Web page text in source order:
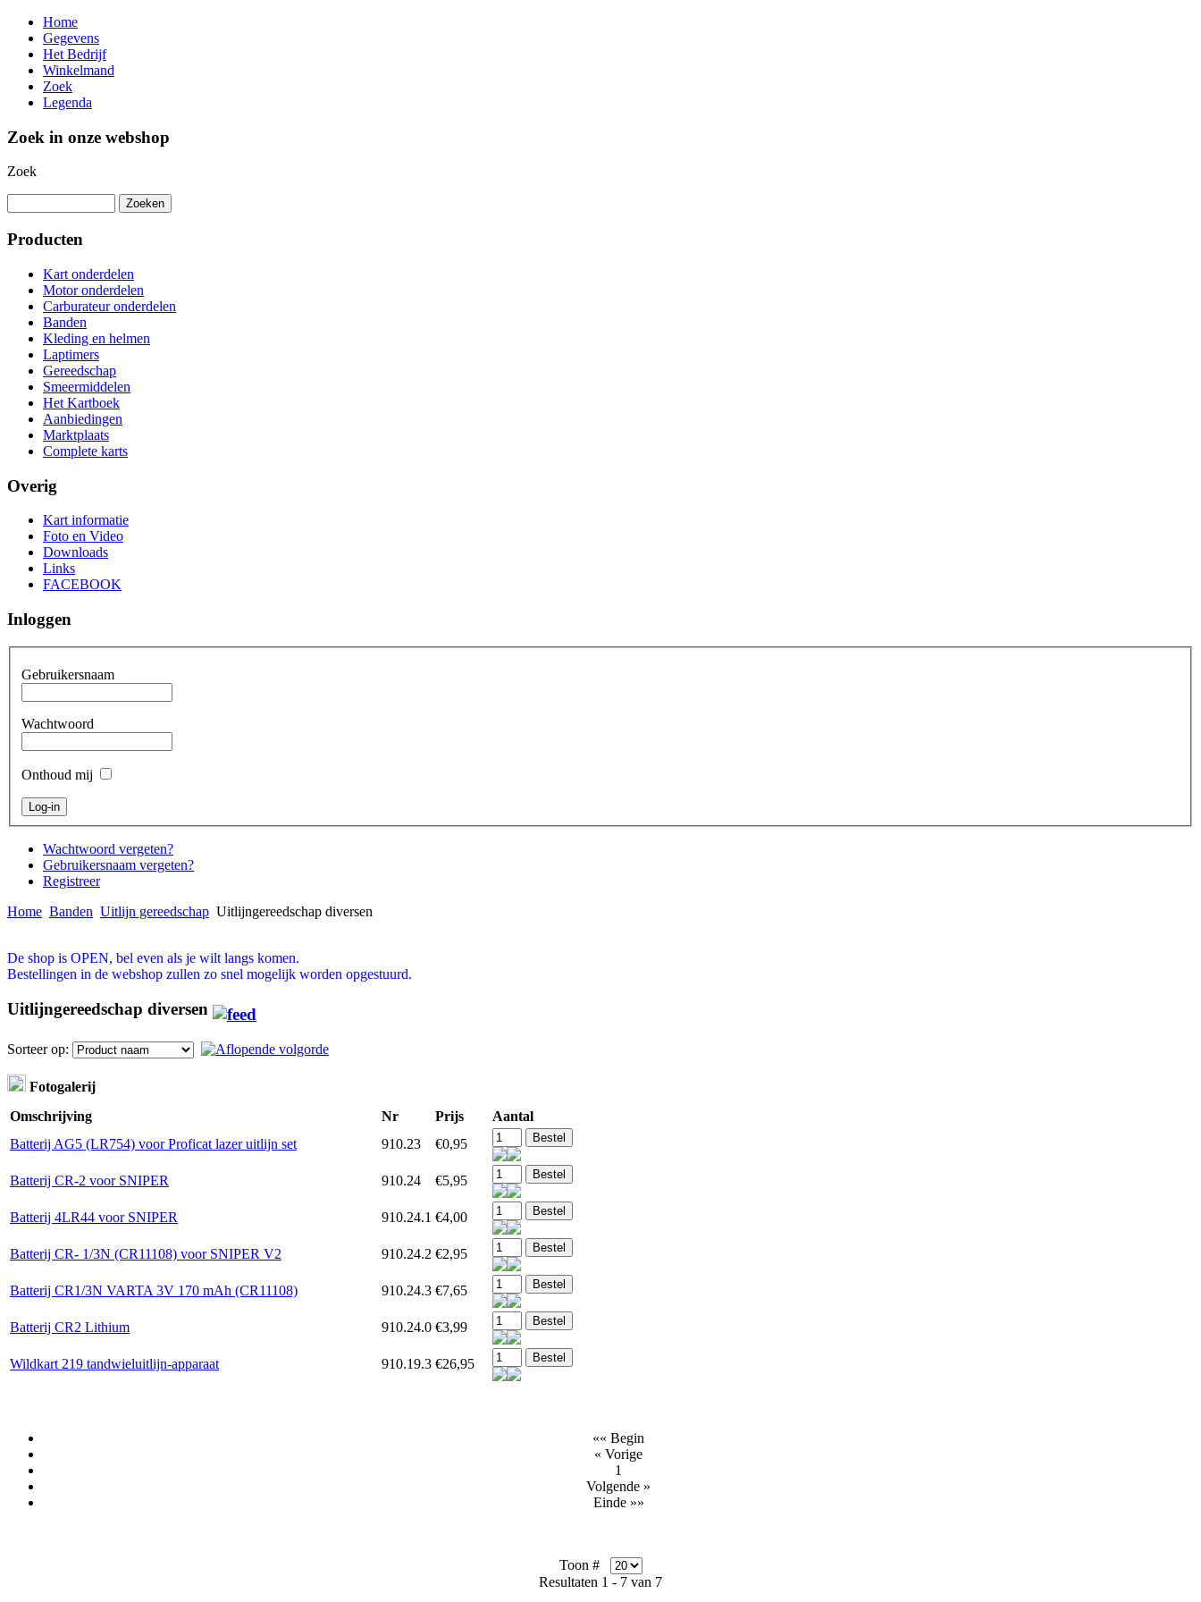
Home
Gegevens
Het Bedrijf
Winkelmand
Zoek
Legenda
Zoek in onze webshop
Zoek
Producten
Kart onderdelen
Motor onderdelen
Carburateur onderdelen
Banden
Kleding en helmen
Laptimers
Gereedschap
Smeermiddelen
Het Kartboek
Aanbiedingen
Marktplaats
Complete karts
Overig
Kart informatie
Foto en Video
Downloads
Links
FACEBOOK
Inloggen
Gebruikersnaam
Wachtwoord
Onthoud mij
Wachtwoord vergeten?
Gebruikersnaam vergeten?
Registreer
Home Banden Uitlijn gereedschap Uitlijngereedschap diversen
De shop is OPEN, bel even als je wilt langs komen.
Bestellingen in de webshop zullen zo snel mogelijk worden opgestuurd.
Uitlijngereedschap diversen
Sorteer op:
Fotogalerij
Omschrijving
Nr Prijs
Aantal
Batterij AG5 (LR754) voor Proficat lazer uitlijn set
910.23 €0,95
Batterij CR-2 voor SNIPER 910.24 €5,95
Batterij 4LR44 voor SNIPER 910.24.1 €4,00
Batterij CR- 1/3N (CR11108) voor SNIPER V2 910.24.2 €2,95
Batterij CR1/3N VARTA 3V 170 mAh (CR11108) 910.24.3 €7,65
Batterij CR2 Lithium 910.24.0 €3,99
Wildkart 219 tandwieluitlijn-apparaat 910.19.3 €26,95
«« Begin
« Vorige
1
Volgende »
Einde »»
Toon #
Resultaten 1 - 7 van 7